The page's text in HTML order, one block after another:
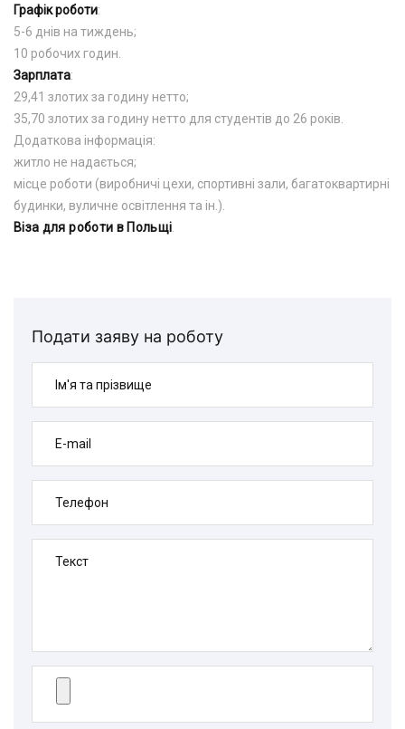
Графік роботи:
5-6 днів на тиждень;
10 робочих годин.
Зарплата:
29,41 злотих за годину нетто;
35,70 злотих за годину нетто для студентів до 26 років.
Додаткова інформація:
житло не надається;
місце роботи (виробничі цехи, спортивні зали, багатоквартирні
будинки, вуличне освітлення та ін.).
Віза для роботи в Польщі
Подати заяву на роботу
Ім'я та прізвище
E-mail
Телефон
Текст